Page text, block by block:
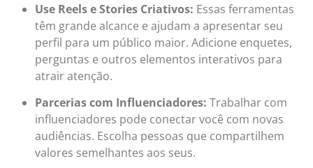
Use Reels e Stories Criativos: Essas ferramentas
têm grande alcance e ajudam a apresentar seu
perfil para um público maior. Adicione enquetes,
perguntas e outros elementos interativos para
atrair atenção.
Parcerias com Influenciadores: Trabalhar com
influenciadores pode conectar você com novas
audiências. Escolha pessoas que compartilhem
valores semelhantes aos seus.